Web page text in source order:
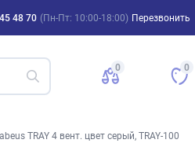
48 70 (Пн-Пт: 10:00-18:00) Перезвонить
0 0
TRAY 4 вент. цвет серый, TRAY-100